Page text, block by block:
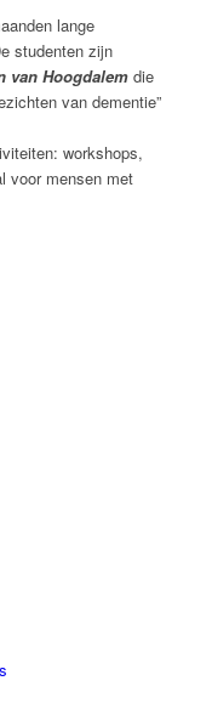
lange
studenten zijn
van Hoogdalemdie
van dementie”
workshops,
voor mensen met